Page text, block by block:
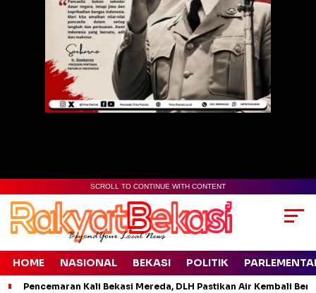
SCROLL TO CONTINUE WITH CONTENT
HOME NASIONAL BEKASI POLITIK
Pencemaran Kali Bekasi Mereda, DLH Pastikan Air Kembali